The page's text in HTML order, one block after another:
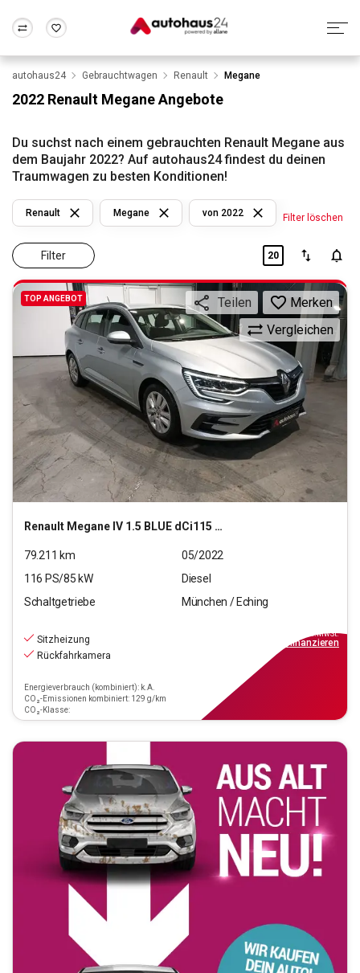
Wir bewerten dein Auto
Alle Fragen & Antworten
Rund um die Inzahlungnahme
Frankfurt Wuppertal
autohaus24 Gebrauchtwagen Renault Megane
2022 Renault Megane Angebote
Du suchst nach einem gebrauchten Renault Megane aus
dem Baujahr 2022? Auf autohaus24 findest du deinen
Traumwagen zu besten Konditionen!
Filter
Renault Megane von 2022 Filter löschen
20
TOP ANGEBOT
Renault Megane IV 1.5 BLUE dCi115 Grandt. Business Edition
Vergleichen
Teilen Merken
79.211 km
05/2022
116 PS/85 kW
Diesel
Schaltgetriebe
München / Eching
Sitzheizung
Rückfahrkamera
Energieverbrauch (kombiniert): k.A.
CO₂-Emissionen kombiniert: 129 g/km
CO₂-Klasse:
inkl.MwSt.
finanzieren